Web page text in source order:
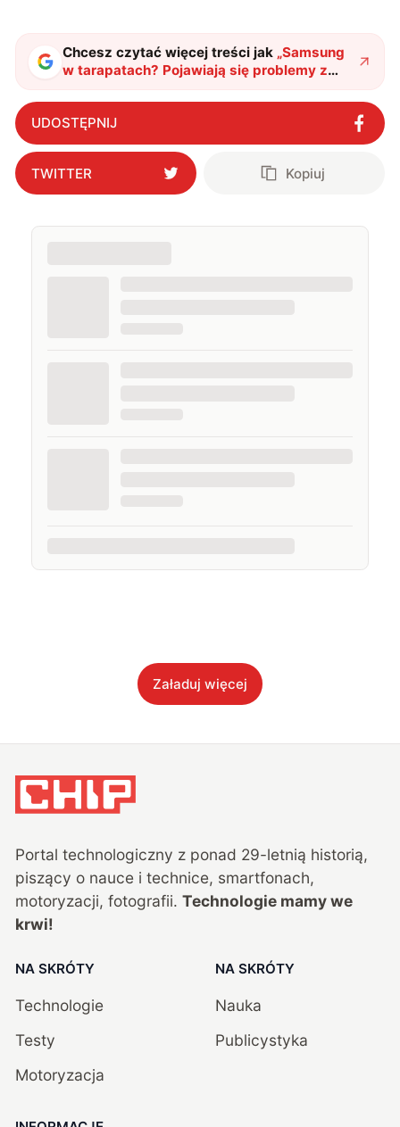
Chcesz czytać więcej treści jak „Samsung
w tarapatach? Pojawiają się problemy z
Galaxy S25 Ultra"?
UDOSTĘPNIJ
TWITTER Kopiuj
Załaduj więcej
Portal technologiczny z ponad 29-letnią historią,
piszący o nauce i technice, smartfonach,
motoryzacji, fotografii. Technologie mamy we
krwi!
NA SKRÓTY
Technologie
Testy
Motoryzacja
NA SKRÓTY
Nauka
Publicystyka